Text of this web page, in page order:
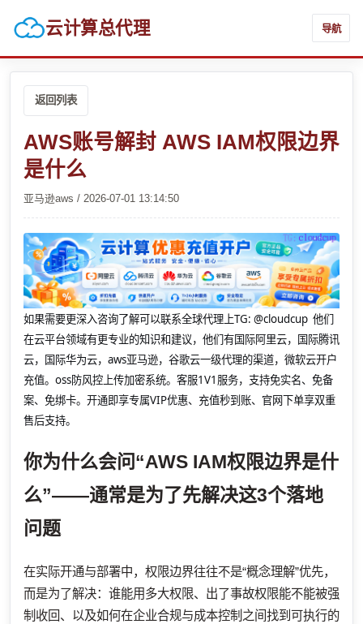
云计算总代理 导航
返回列表
AWS账号解封 AWS IAM权限边界
是什么
亚马逊aws / 2026-07-01 13:14:50
如果需要更深入咨询了解可以联系全球代理上TG: @cloudcup 他们
在云平台领域有更专业的知识和建议，他们有国际阿里云，国际腾讯
云，国际华为云，aws亚马逊，谷歌云一级代理的渠道，微软云开户
充值。oss防风控上传加密系统。客服1V1服务，支持免实名、免备
案、免绑卡。开通即享专属VIP优惠、充值秒到账、官网下单享双重
售后支持。
你为什么会问“AWS IAM权限边界是什
么”——通常是为了先解决这3个落地
问题
在实际开通与部署中，权限边界往往不是“概念理解”优先，
而是为了解决：谁能用多大权限、出了事故权限能不能被强
制收回、以及如何在企业合规与成本控制之间找到可执行的